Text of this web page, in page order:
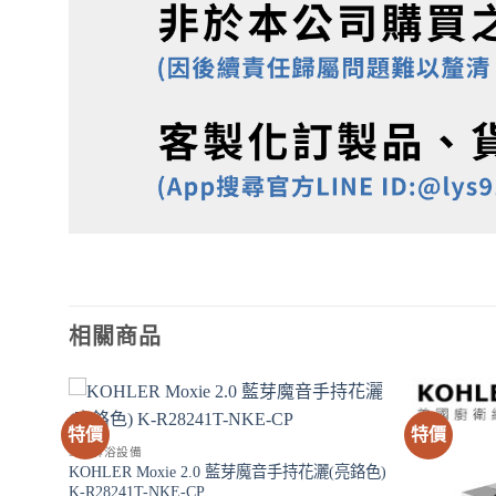
相關商品
特價
SPA淋浴設備
KOHLER Moxie 2.0 藍芽魔音手持花灑(亮鉻色)
K-R28241T-NKE-CP
特價